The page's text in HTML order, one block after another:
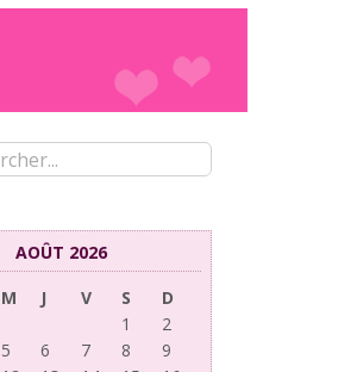
AOÛT 2026
M J V S
D
1
2
5 6 7 8
9